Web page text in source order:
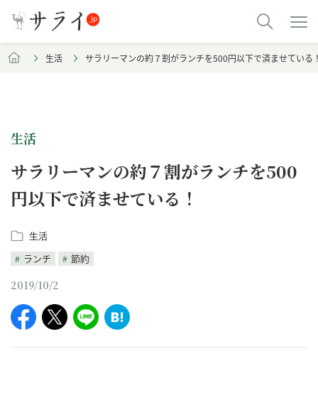
生活 サラリーマンの約７割がランチを500円以下で済ませている
生活
サラリーマンの約７割がランチを500
円以下で済ませている！
生活
ランチ
節約
2019/10/2